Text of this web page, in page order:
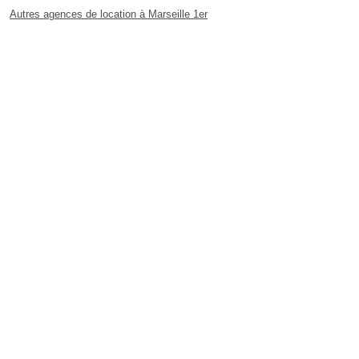
Autres agences de location à Marseille 1er